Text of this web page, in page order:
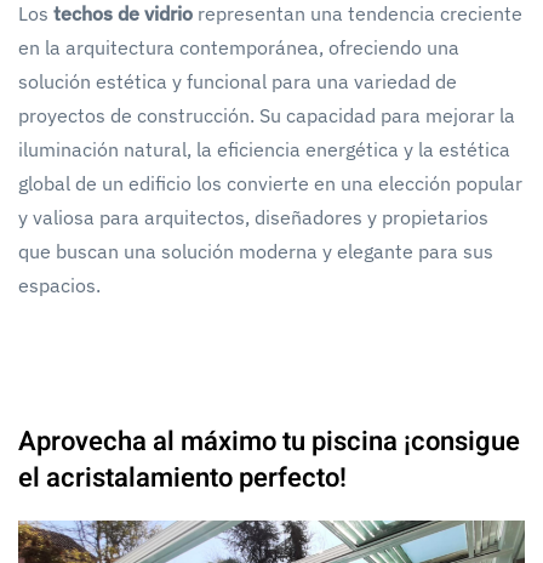
Los techos de vidrio representan una tendencia creciente
en la arquitectura contemporánea, ofreciendo una
solución estética y funcional para una variedad de
proyectos de construcción. Su capacidad para mejorar la
iluminación natural, la eficiencia energética y la estética
global de un edificio los convierte en una elección popular
y valiosa para arquitectos, diseñadores y propietarios
que buscan una solución moderna y elegante para sus
espacios.
Aprovecha al máximo tu piscina ¡consigue
el acristalamiento perfecto!